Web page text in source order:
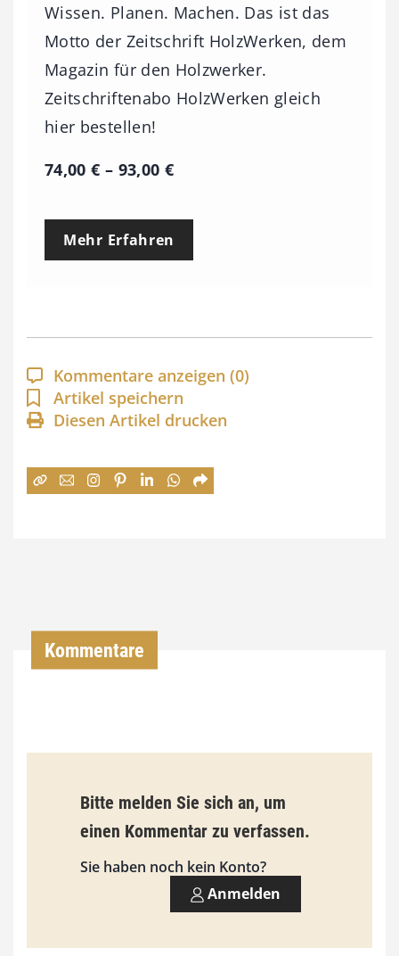
Wissen. Planen. Machen. Das ist das
Motto der Zeitschrift HolzWerken, dem
Magazin für den Holzwerker.
Zeitschriftenabo HolzWerken gleich
hier bestellen!
74,00€ – 93,00 €P
e
p
a
n
n
:
9
3
0
0
Mehr Erfahren
Kommentare anzeigen (0)
Artikel speichern
Diesen Artikel drucken
Kommentare
Bitte melden Sie sich an, um
einen Kommentar zu verfassen.
Sie haben noch kein Konto?
Anmelden